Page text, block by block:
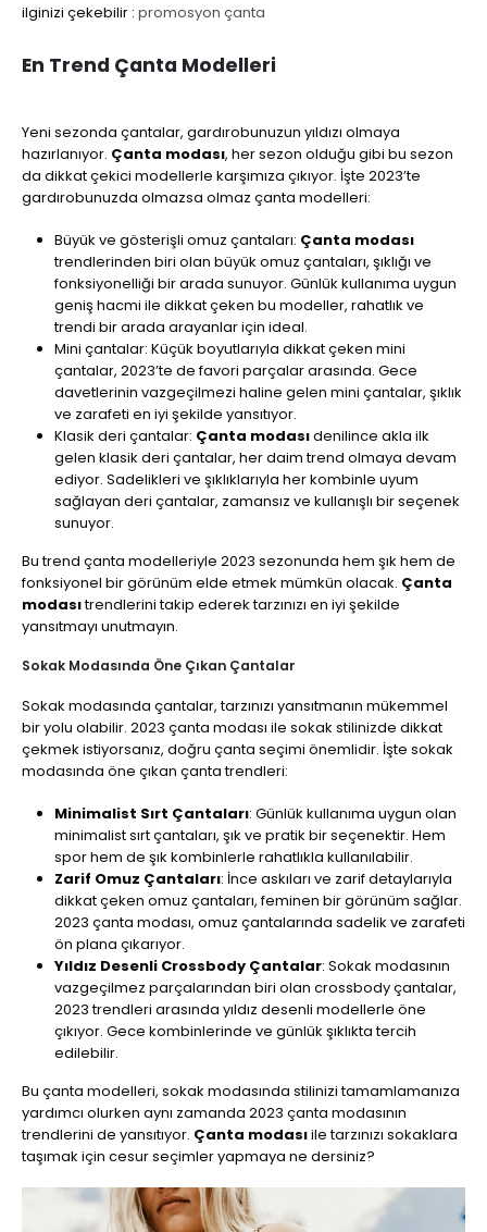
ilginizi çekebilir : promosyon çanta
En Trend Çanta Modelleri
Yeni sezonda çantalar, gardırobunuzun yıldızı olmaya
hazırlanıyor. Çanta modası, her sezon olduğu gibi bu sezon
da dikkat çekici modellerle karşımıza çıkıyor. İşte 2023’te
gardırobunuzda olmazsa olmaz çanta modelleri:
Büyük ve gösterişli omuz çantaları: Çanta modası
trendlerinden biri olan büyük omuz çantaları, şıklığı ve
fonksiyonelliği bir arada sunuyor. Günlük kullanıma uygun
geniş hacmi ile dikkat çeken bu modeller, rahatlık ve
trendi bir arada arayanlar için ideal.
Mini çantalar: Küçük boyutlarıyla dikkat çeken mini
çantalar, 2023’te de favori parçalar arasında. Gece
davetlerinin vazgeçilmezi haline gelen mini çantalar, şıklık
ve zarafeti en iyi şekilde yansıtıyor.
Klasik deri çantalar: Çanta modasıdenilince akla ilk
gelen klasik deri çantalar, her daim trend olmaya devam
ediyor. Sadelikleri ve şıklıklarıyla her kombinle uyum
sağlayan deri çantalar, zamansız ve kullanışlı bir seçenek
sunuyor.
Bu trend çanta modelleriyle 2023 sezonunda hem şık hem de
fonksiyonel bir görünüm elde etmek mümkün olacak. Çanta
modasıtrendlerini takip ederek tarzınızı en iyi şekilde
yansıtmayı unutmayın.
Sokak Modasında Öne Çıkan Çantalar
Sokak modasında çantalar, tarzınızı yansıtmanın mükemmel
bir yolu olabilir. 2023 çanta modası ile sokak stilinizde dikkat
çekmek istiyorsanız, doğru çanta seçimi önemlidir. İşte sokak
modasında öne çıkan çanta trendleri:
Minimalist Sırt Çantaları: Günlük kullanıma uygun olan
minimalist sırt çantaları, şık ve pratik bir seçenektir. Hem
spor hem de şık kombinlerle rahatlıkla kullanılabilir.
Zarif Omuz Çantaları: İnce askıları ve zarif detaylarıyla
dikkat çeken omuz çantaları, feminen bir görünüm sağlar.
2023 çanta modası, omuz çantalarında sadelik ve zarafeti
ön plana çıkarıyor.
Yıldız Desenli Crossbody Çantalar: Sokak modasının
vazgeçilmez parçalarından biri olan crossbody çantalar,
2023 trendleri arasında yıldız desenli modellerle öne
çıkıyor. Gece kombinlerinde ve günlük şıklıkta tercih
edilebilir.
Bu çanta modelleri, sokak modasında stilinizi tamamlamanıza
yardımcı olurken aynı zamanda 2023 çanta modasının
trendlerini de yansıtıyor. Çanta modasıile tarzınızı sokaklara
taşımak için cesur seçimler yapmaya ne dersiniz?